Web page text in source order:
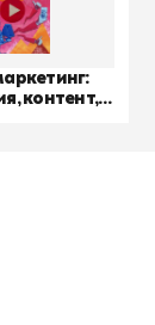
контент,